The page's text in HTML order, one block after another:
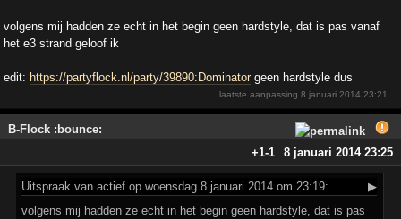
volgens mij hadden ze echt in het begin geen hardstyle, dat is pas vanaf
het e3 strand geloof ik
edit: https://partyflock.nl/party/39890:Dominatorgeen hardstyle dus
laatste aanpassing8 januari 2014 23:21
B-Flock :bounce:
+1-1 8 januari 2014 23:25
Uitspraak van actief op woensdag 8 januari 2014 om 23:19:
▶
volgens mij hadden ze echt in het begin geen hardstyle, dat is pas